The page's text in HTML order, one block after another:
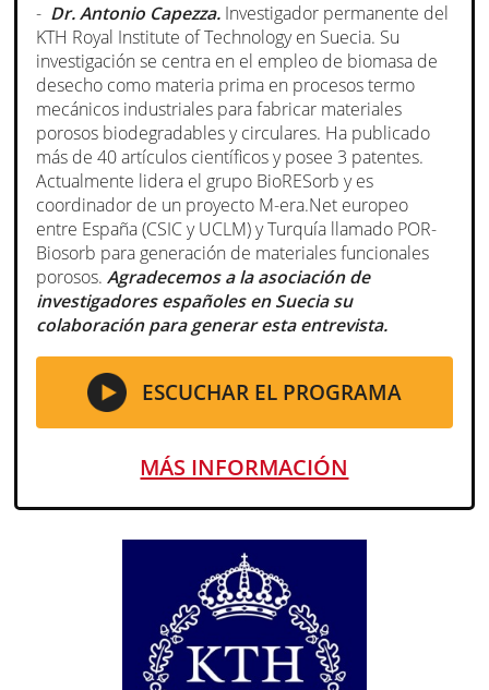
- Dr. Antonio Capezza. Investigador permanente del
KTH Royal Institute of Technology en Suecia. Su
investigación se centra en el empleo de biomasa de
desecho como materia prima en procesos termo
mecánicos industriales para fabricar materiales
porosos biodegradables y circulares. Ha publicado
más de 40 artículos científicos y posee 3 patentes.
Actualmente lidera el grupo BioRESorb y es
coordinador de un proyecto M-era.Net europeo
entre España (CSIC y UCLM) y Turquía llamado POR-
Biosorb para generación de materiales funcionales
porosos.Agradecemos a la asociación de
investigadores españoles en Suecia su
colaboración para generar esta entrevista.
ESCUCHAR EL PROGRAMA
MÁS INFORMACIÓN